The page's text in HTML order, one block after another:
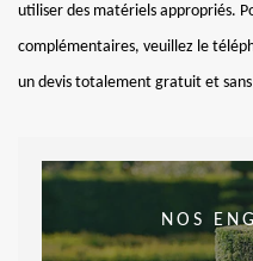
utiliser des matériels appropriés.
complémentaires, veuillez le
un devis totalement gratuit et
NOS